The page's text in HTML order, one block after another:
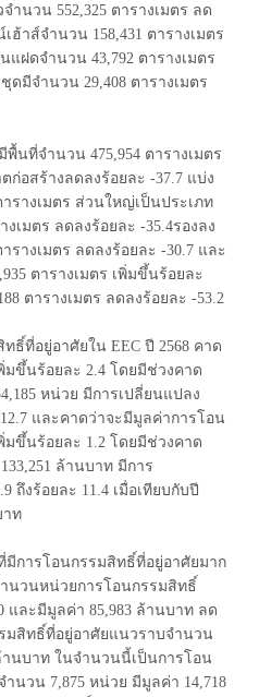
ำนวน 552,325 ตารางเมตร ลด
ฮ้าส์จำนวน 158,431 ตารางเมตร
แฝดจำนวน 43,792 ตารางเมตร
ดมีจำนวน 29,408 ตารางเมตร
นที่จำนวน 475,954 ตารางเมตร
อสร้างลดลงร้อยละ -37.7 แบ่ง
รางเมตร ส่วนใหญ่เป็นประเภท
เมตร ลดลงร้อยละ -35.4รองลง
รางเมตร ลดลงร้อยละ -30.7 และ
ตารางเมตร เพิ่มขึ้นร้อยละ
ตารางเมตร ลดลงร้อยละ -53.2
ที่อยู่อาศัยใน EEC ปี 2568 คาด
มขึ้นร้อยละ 2.4 โดยมีช่วงคาด
หน่วย มีการเปลี่ยนแปลง
และคาดว่าจะมีมูลค่าการโอน
มขึ้นร้อยละ 1.2 โดยมีช่วงคาด
ล้านบาท มีการ
ถึงร้อยละ 11.4 เมื่อเทียบกับปี
าท
การโอนกรรมสิทธิ์ที่อยู่อาศัยมาก
นวนหน่วยการโอนกรรมสิทธิ์
และมีมูลค่า 85,983 ล้านบาท ลด
มสิทธิ์ที่อยู่อาศัยแนวราบจำนวน
านบาท ในจำนวนนี้เป็นการโอน
นวน 7,875 หน่วย มีมูลค่า 14,718